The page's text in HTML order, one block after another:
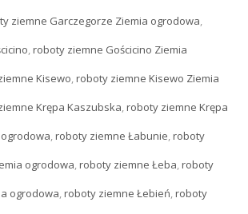
ziemne Garczegorze Ziemia ogrodowa,
,roboty ziemne Gościcino Ziemia
Kisewo,roboty ziemne Kisewo Ziemia
Krępa Kaszubska,roboty ziemne Krępa
,roboty ziemne Łabunie,roboty
ogrodowa,roboty ziemne Łeba,roboty
ogrodowa,roboty ziemne Łebień,roboty